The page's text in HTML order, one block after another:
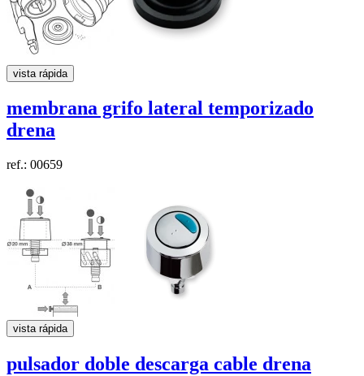
vista rápida
membrana grifo lateral temporizado
drena
ref.: 00659
vista rápida
pulsador doble descarga cable drena